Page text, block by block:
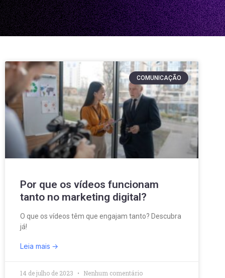
COMUNICAÇÃO
Por que os vídeos funcionam
tanto no marketing digital?
O que os vídeos têm que engajam tanto? Descubra
já!
Leia mais
14 de julho de 2023 Nenhum comentário